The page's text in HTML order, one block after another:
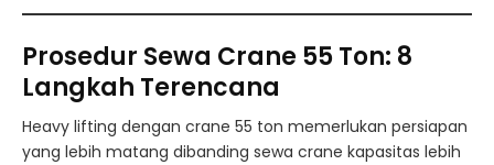
Prosedur Sewa Crane 55 Ton: 8
Langkah Terencana
Heavy lifting dengan crane 55 ton memerlukan persiapan
yang lebih matang dibanding sewa crane kapasitas lebih